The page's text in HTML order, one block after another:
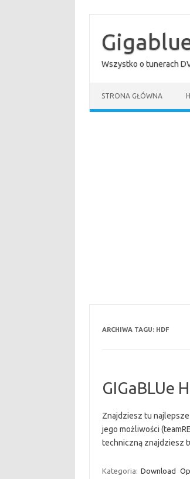
treści
Wszystko o tunerach
STRONA GŁÓWNA
ARCHIWA TAGU: HDF
GIGaBLUe
Znajdziesz tu
jego możliwości
techniczną znajdziesz
Kategoria: Download